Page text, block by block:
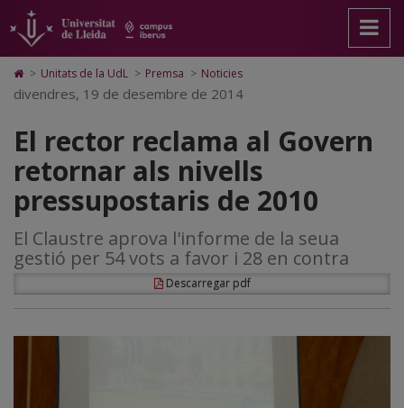
rector
reclama
al
Govern
retornar
als
nivells
pressupostaris
de
2010
pàgina
principal.
Universitat
Lleida
contingut
principal
Mapa
Web.
Universitat
Cerca
Accessibilitat.
Universitat
Lleida
Icono
de
Home
ir
a
la
página
de
inicio
> Unitats de la UdL > Premsa > Noticies
divendres, 19 de desembre de 2014
El rector reclama al Govern
retornar als nivells
pressupostaris de 2010
El Claustre aprova l'informe de la seua
gestió per 54 vots a favor i 28 en contra
Descarregar pdf